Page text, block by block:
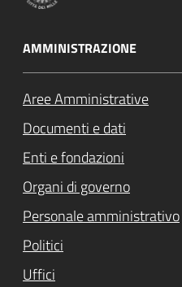
AMMINISTRAZIONE
Aree Amministrative
Documenti e dati
Enti e fondazioni
Organi di governo
Personale amministrativo
Politici
Uffici